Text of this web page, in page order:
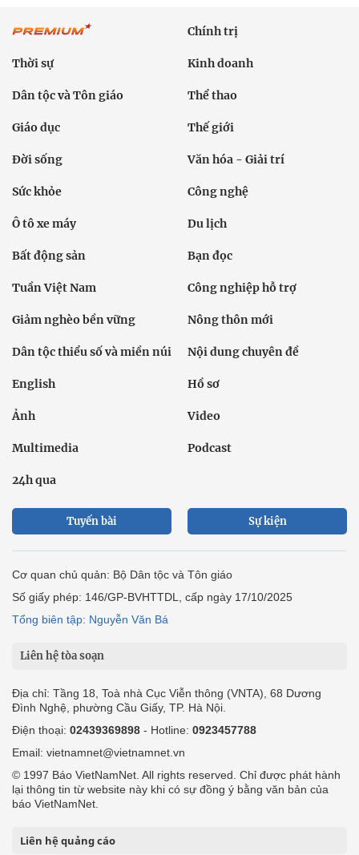
Chính trị
Thời sự Kinh doanh
Dân tộc và Tôn giáo Thể thao
Giáo dục Thế giới
Đời sống Văn hóa - Giải trí
Sức khỏe Công nghệ
Ô tô xe máy Du lịch
Bất động sản Bạn đọc
Tuần Việt Nam Công nghiệp hỗ trợ
Giảm nghèo bền vững Nông thôn mới
Dân tộc thiểu số và miền núi Nội dung chuyên đề
English Hồ sơ
Ảnh Video
Multimedia Podcast
24h qua
Tuyến bài Sự kiện
Cơ quan chủ quản: Bộ Dân tộc và Tôn giáo
Số giấy phép: 146/GP-BVHTTDL, cấp ngày 17/10/2025
Tổng biên tập: Nguyễn Văn Bá
Liên hệ tòa soạn
Địa chỉ: Tầng 18, Toà nhà Cục Viễn thông (VNTA), 68 Dương
Đình Nghệ, phường Cầu Giấy, TP. Hà Nội.
Điện thoại: 02439369898 - Hotline: 0923457788
Email: vietnamnet@vietnamnet.vn
© 1997 Báo VietNamNet. All rights reserved. Chỉ được phát hành
lại thông tin từ website này khi có sự đồng ý bằng văn bản của
báo VietNamNet.
Liên hệ quảng cáo